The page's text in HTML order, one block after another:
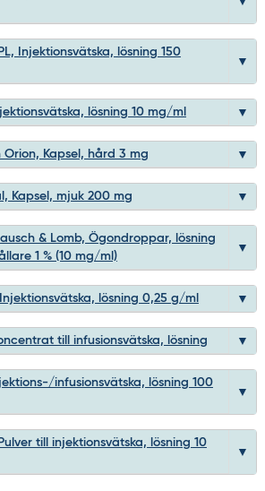
Injektionsvätska, lösning 150
lösning 10 mg/ml
Orion, Kapsel, hård 3 mg
Kapsel, mjuk 200 mg
& Lomb, Ögondroppar, lösning
1 % (10 mg/ml)
lösning 0,25 g/ml
till infusionsvätska, lösning
infusionsvätska, lösning 100
till injektionsvätska, lösning 10